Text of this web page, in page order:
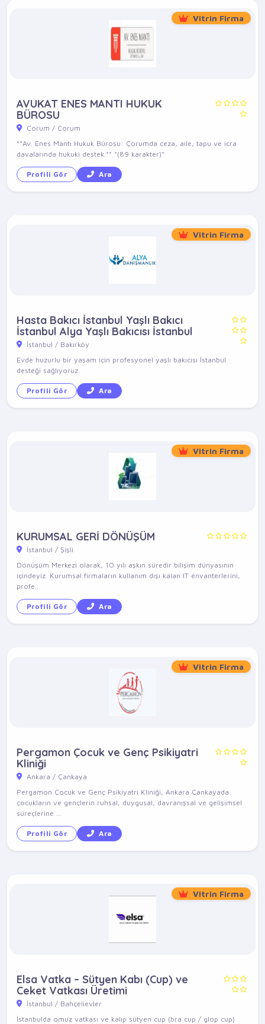
Vitrin Firma
AVUKAT ENES MANTI HUKUK
BÜROSU
Çorum / Çorum
**Av. Enes Mantı Hukuk Bürosu: Çorumda ceza, aile, tapu ve icra
davalarında hukuki destek.** *(89 karakter)*
Profili Gör Ara
Vitrin Firma
Hasta Bakıcı İstanbul Yaşlı Bakıcı
İstanbul Alya Yaşlı Bakıcısı İstanbul
İstanbul / Bakırköy
Evde huzurlu bir yaşam için profesyonel yaşlı bakıcısı İstanbul
desteği sağlıyoruz.
Profili Gör Ara
Vitrin Firma
KURUMSAL GERİ DÖNÜŞÜM
İstanbul / Şişli
Dönüşüm Merkezi olarak, 10 yılı aşkın süredir bilişim dünyasının
içindeyiz. Kurumsal firmaların kullanım dışı kalan IT envanterlerini,
profe...
Profili Gör Ara
Vitrin Firma
Pergamon Çocuk ve Genç Psikiyatri
Kliniği
Ankara / Çankaya
Pergamon Çocuk ve Genç Psikiyatri Kliniği, Ankara Çankayada
çocukların ve gençlerin ruhsal, duygusal, davranışsal ve gelişimsel
süreçlerine ...
Profili Gör Ara
Vitrin Firma
Elsa Vatka – Sütyen Kabı (Cup) ve
Ceket Vatkası Üretimi
İstanbul / Bahçelievler
İstanbulda omuz vatkası ve kalıp sütyen cup (bra cup / glop cup)